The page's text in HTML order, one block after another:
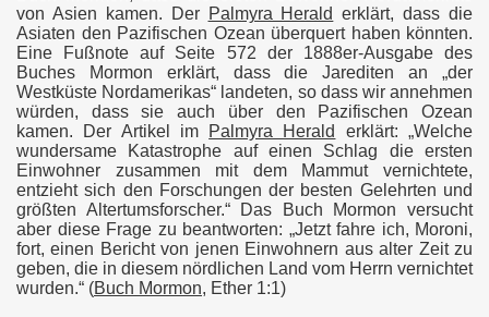
von Asien kamen. Der Palmyra Herald erklärt, dass die
Asiaten den Pazifischen Ozean überquert haben könnten.
Eine Fußnote auf Seite 572 der 1888er-Ausgabe des
Buches Mormon erklärt, dass die Jarediten an „der
Westküste Nordamerikas“ landeten, so dass wir annehmen
würden, dass sie auch über den Pazifischen Ozean
kamen. Der Artikel im
Palmyra Herald
erklärt: „Welche
wundersame Katastrophe auf einen Schlag die ersten
Einwohner zusammen mit dem Mammut vernichtete,
entzieht sich den Forschungen der besten Gelehrten und
größten Altertumsforscher.“ Das Buch Mormon versucht
aber diese Frage zu beantworten: „Jetzt fahre ich, Moroni,
fort, einen Bericht von jenen Einwohnern aus alter Zeit zu
geben, die in diesem nördlichen Land vom Herrn vernichtet
wurden.“ (Buch Mormon, Ether 1:1)
BUCHES MORMON
„GOLDENE PLATTEN“?